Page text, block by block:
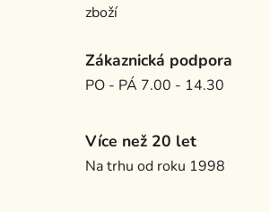
zboží
Zákaznická podpora
PO - PÁ 7.00 - 14.30
Více než 20 let
Na trhu od roku 1998